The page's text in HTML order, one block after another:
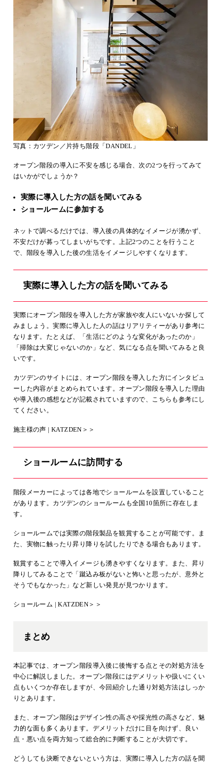
写真：カツデン／片持ち階段「DANDEL」
オープン階段の導入に不安を感じる場合、次の2つを行ってみて
はいかがでしょうか？
実際に導入した方の話を聞いてみる
ショールームに参加する
ネットで調べるだけでは、導入後の具体的なイメージが湧かず、
不安だけが募ってしまいがちです。上記2つのことを行うこと
で、階段を導入した後の生活をイメージしやすくなります。
実際に導入した方の話を聞いてみる
実際にオープン階段を導入した方が家族や友人にいないか探して
みましょう。実際に導入した人の話はリアリティーがあり参考に
なります。たとえば、「生活にどのような変化があったのか」
「掃除は大変じゃないのか」など、気になる点を聞いてみると良
いです。
カツデンのサイトには、オープン階段を導入した方にインタビュ
ーした内容がまとめられています。オープン階段を導入した理由
や導入後の感想などが記載されていますので、こちらも参考にし
てください。
施主様の声 | KATZDEN＞＞
ショールームに訪問する
階段メーカーによっては各地でショールームを設置していること
があります。カツデンのショールームも全国10箇所に存在しま
す。
ショールームでは実際の階段製品を観賞することが可能です。ま
た、実物に触ったり昇り降りを試したりできる場合もあります。
観賞することで導入イメージも湧きやすくなります。また、昇り
降りしてみることで「蹴込み板がないと怖いと思ったが、意外と
そうでもなかった」など新しい発見が見つかります。
ショールーム | KATZDEN＞＞
まとめ
本記事では、オープン階段導入後に後悔する点とその対処方法を
中心に解説しました。オープン階段にはデメリットや扱いにくい
点もいくつか存在しますが、今回紹介した通り対処方法はしっか
りとあります。
また、オープン階段はデザイン性の高さや採光性の高さなど、魅
力的な面も多くあります。デメリットだけに目を向けず、良い
点・悪い点を両方知って総合的に判断することが大切です。
どうしても決断できないという方は、実際に導入した方の話を聞